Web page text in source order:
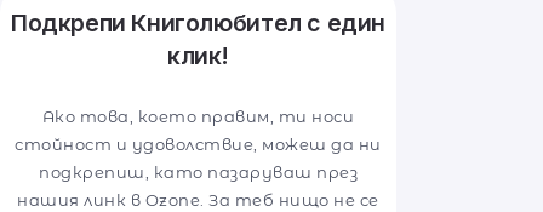
Подкрепи Книголюбител с един
клик!
Ако това, което правим, ти носи
стойност и удоволствие, можеш да ни
подкрепиш, като пазаруваш през
нашия линк в Ozone. За теб нищо не се